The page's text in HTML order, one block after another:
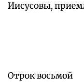
Иисусовы,
Отрок восьмой